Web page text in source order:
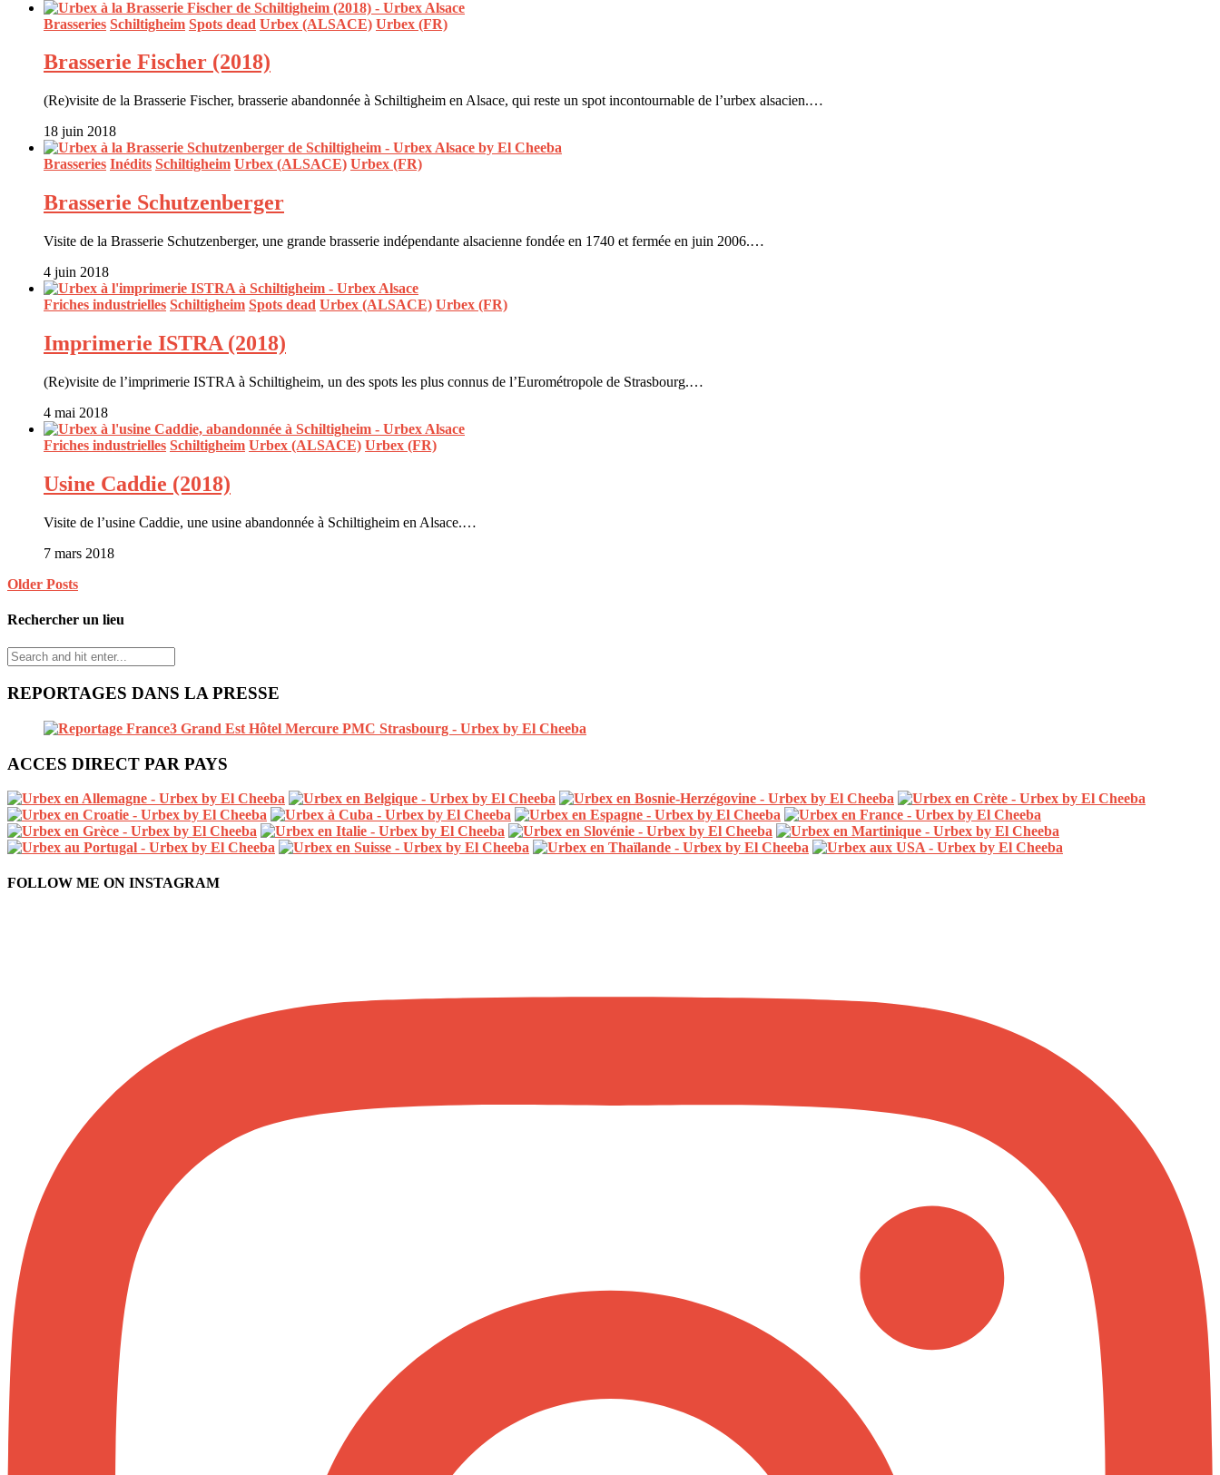
Brasseries Schiltigheim Spots dead Urbex (ALSACE) Urbex (FR)
Brasserie Fischer (2018)
(Re)visite de la Brasserie Fischer, brasserie abandonnée à Schiltigheim en Alsace, qui reste un spot incontournable de l’urbex alsacien.…
18 juin 2018
Brasseries Inédits Schiltigheim Urbex (ALSACE) Urbex (FR)
Brasserie Schutzenberger
Visite de la Brasserie Schutzenberger, une grande brasserie indépendante alsacienne fondée en 1740 et fermée en juin 2006.…
4 juin 2018
Friches industrielles Schiltigheim Spots dead Urbex (ALSACE) Urbex (FR)
Imprimerie ISTRA (2018)
(Re)visite de l’imprimerie ISTRA à Schiltigheim, un des spots les plus connus de l’Eurométropole de Strasbourg.…
4 mai 2018
Friches industrielles Schiltigheim Urbex (ALSACE) Urbex (FR)
Usine Caddie (2018)
Visite de l’usine Caddie, une usine abandonnée à Schiltigheim en Alsace.…
7 mars 2018
Older Posts
Rechercher un lieu
REPORTAGES DANS LA PRESSE
ACCES DIRECT PAR PAYS
FOLLOW ME ON INSTAGRAM